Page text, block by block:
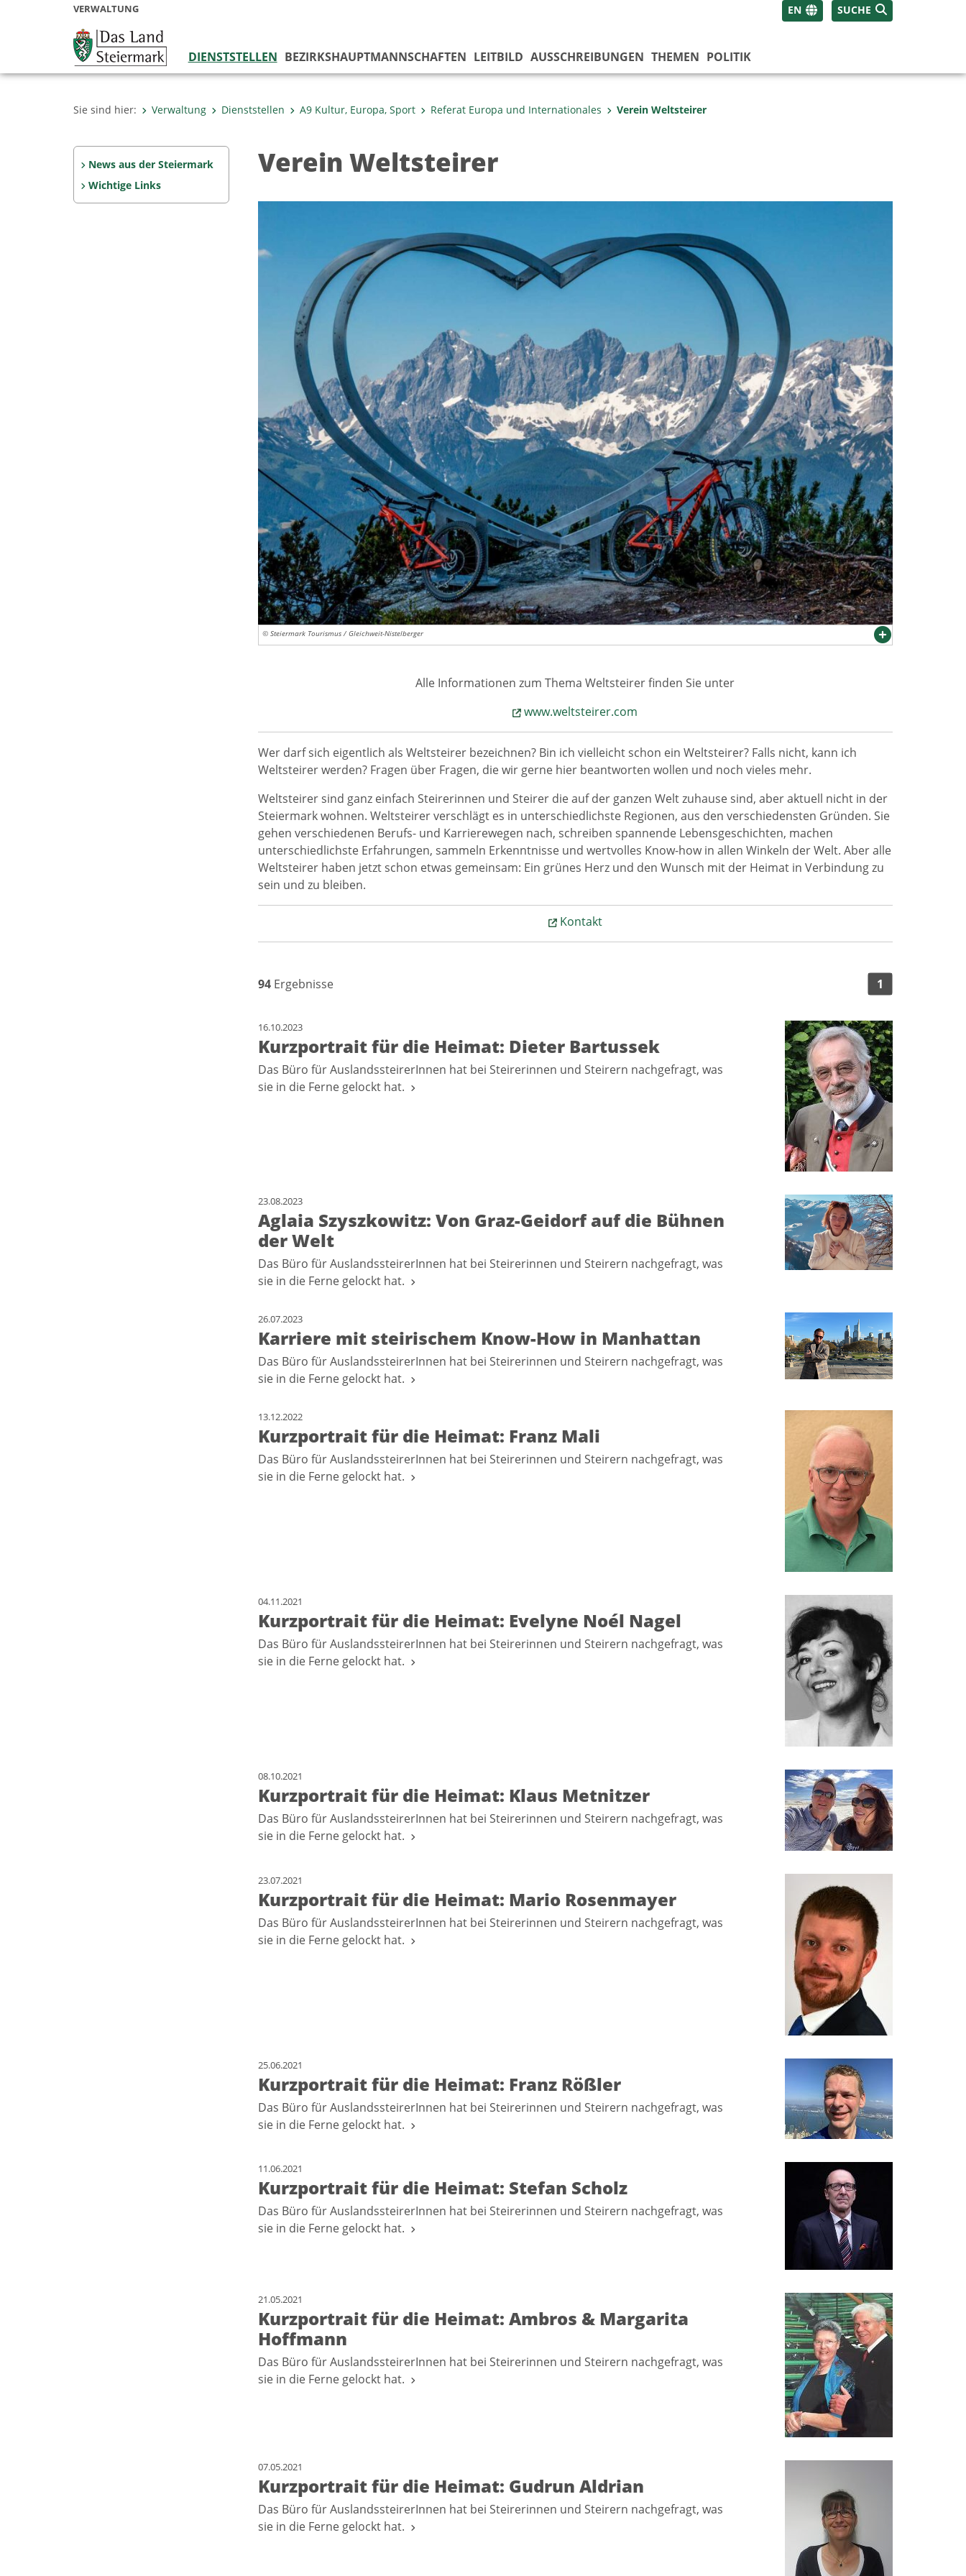
VERWALTUNG SUCHE
EN
DIENSTSTELLEN BEZIRKS­HAUPTMANNSCHAFTEN LEITBILD AUSSCHREIBUNGEN THEMEN POLITIK
Sie sind hier: Verwaltung Dienststellen A9 Kultur, Europa, Sport Referat Europa und Internationales Verein Weltsteirer
News aus der Steiermark
Wichtige Links
Verein Weltsteirer
© Steiermark Tourismus / Gleichweit-Nistelberger
Alle Informationen zum Thema Weltsteirer finden Sie unter
www.weltsteirer.com
Wer darf sich eigentlich als Weltsteirer bezeichnen? Bin ich vielleicht schon ein Weltsteirer? Falls nicht, kann ich
Weltsteirer werden? Fragen über Fragen, die wir gerne hier beantworten wollen und noch vieles mehr.
Weltsteirer sind ganz einfach Steirerinnen und Steirer die auf der ganzen Welt zuhause sind, aber aktuell nicht in der
Steiermark wohnen. Weltsteirer verschlägt es in unterschiedlichste Regionen, aus den verschiedensten Gründen. Sie
gehen verschiedenen Berufs- und Karrierewegen nach, schreiben spannende Lebensgeschichten, machen
unterschiedlichste Erfahrungen, sammeln Erkenntnisse und wertvolles Know-how in allen Winkeln der Welt. Aber alle
Weltsteirer haben jetzt schon etwas gemeinsam: Ein grünes Herz und den Wunsch mit der Heimat in Verbindung zu
sein und zu bleiben.
Kontakt
94Ergebnisse 1
16.10.2023
Kurzportrait für die Heimat: Dieter Bartussek
Das Büro für AuslandssteirerInnen hat bei Steirerinnen und Steirern nachgefragt, was
sie in die Ferne gelockt hat.
23.08.2023
Aglaia Szyszkowitz: Von Graz-Geidorf auf die Bühnen
der Welt
Das Büro für AuslandssteirerInnen hat bei Steirerinnen und Steirern nachgefragt, was
sie in die Ferne gelockt hat.
26.07.2023
Karriere mit steirischem Know-How in Manhattan
Das Büro für AuslandssteirerInnen hat bei Steirerinnen und Steirern nachgefragt, was
sie in die Ferne gelockt hat.
13.12.2022
Kurzportrait für die Heimat: Franz Mali
Das Büro für AuslandssteirerInnen hat bei Steirerinnen und Steirern nachgefragt, was
sie in die Ferne gelockt hat.
04.11.2021
Kurzportrait für die Heimat: Evelyne Noél Nagel
Das Büro für AuslandssteirerInnen hat bei Steirerinnen und Steirern nachgefragt, was
sie in die Ferne gelockt hat.
08.10.2021
Kurzportrait für die Heimat: Klaus Metnitzer
Das Büro für AuslandssteirerInnen hat bei Steirerinnen und Steirern nachgefragt, was
sie in die Ferne gelockt hat.
23.07.2021
Kurzportrait für die Heimat: Mario Rosenmayer
Das Büro für AuslandssteirerInnen hat bei Steirerinnen und Steirern nachgefragt, was
sie in die Ferne gelockt hat.
25.06.2021
Kurzportrait für die Heimat: Franz Rößler
Das Büro für AuslandssteirerInnen hat bei Steirerinnen und Steirern nachgefragt, was
sie in die Ferne gelockt hat.
11.06.2021
Kurzportrait für die Heimat: Stefan Scholz
Das Büro für AuslandssteirerInnen hat bei Steirerinnen und Steirern nachgefragt, was
sie in die Ferne gelockt hat.
21.05.2021
Kurzportrait für die Heimat: Ambros & Margarita
Hoffmann
Das Büro für AuslandssteirerInnen hat bei Steirerinnen und Steirern nachgefragt, was
sie in die Ferne gelockt hat.
07.05.2021
Kurzportrait für die Heimat: Gudrun Aldrian
Das Büro für AuslandssteirerInnen hat bei Steirerinnen und Steirern nachgefragt, was
sie in die Ferne gelockt hat.